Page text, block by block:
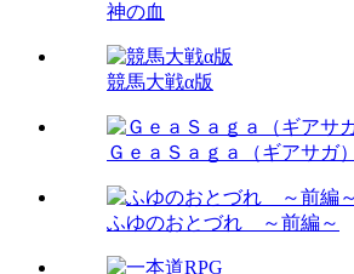
神の血
競馬大戦α版
ＧｅａＳａｇａ（ギアサガ）
ふゆのおとづれ ～前編～